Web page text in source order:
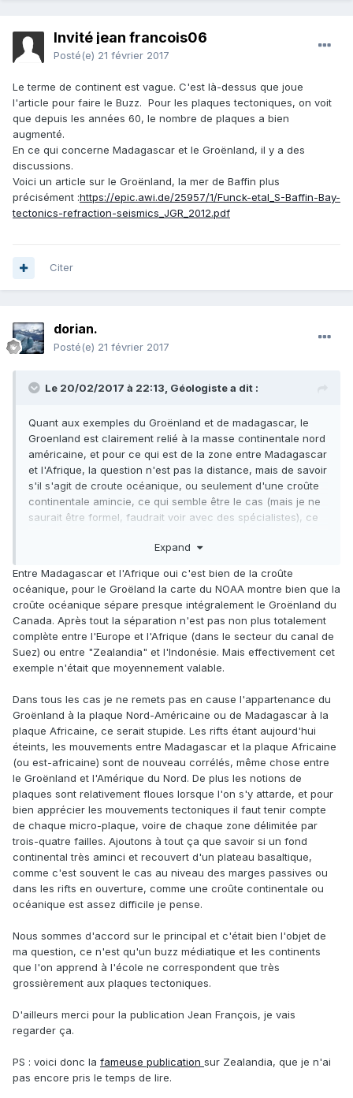
Invité jean francois06
Posté(e) 21 février 2017
Le terme de continent est vague. C'est là-dessus que joue
l'article pour faire le Buzz. Pour les plaques tectoniques, on voit
que depuis les années 60, le nombre de plaques a bien
augmenté.
En ce qui concerne Madagascar et le Groënland, il y a des
discussions.
Voici un article sur le Groënland, la mer de Baffin plus
précisément :https://epic.awi.de/25957/1/Funck-etal_S-Baffin-Bay-
tectonics-refraction-seismics_JGR_2012.pdf
Citer
dorian.
Posté(e) 21 février 2017
Le 20/02/2017 à 22:13, Géologistea dit :
Quant aux exemples du Groënland et de madagascar, le
Groenland est clairement relié à la masse continentale nord
américaine, et pour ce qui est de la zone entre Madagascar
et l'Afrique, la question n'est pas la distance, mais de savoir
s'il s'agit de croute océanique, ou seulement d'une croûte
continentale amincie, ce qui semble être le cas (mais je ne
saurait être formel, faudrait voir avec des spécialistes), ce
Expand
Entre Madagascar et l'Afrique oui c'est bien de la croûte
océanique, pour le Groëland la carte du NOAA montre bien que la
croûte océanique sépare presque intégralement le Groënland du
Canada. Après tout la séparation n'est pas non plus totalement
complète entre l'Europe et l'Afrique (dans le secteur du canal de
Suez) ou entre "Zealandia" et l'Indonésie. Mais effectivement cet
exemple n'était que moyennement valable.
Dans tous les cas je ne remets pas en cause l'appartenance du
Groënland à la plaque Nord-Américaine ou de Madagascar à la
plaque Africaine, ce serait stupide. Les rifts étant aujourd'hui
éteints, les mouvements entre Madagascar et la plaque Africaine
(ou est-africaine) sont de nouveau corrélés, même chose entre
le Groënland et l'Amérique du Nord. De plus les notions de
plaques sont relativement floues lorsque l'on s'y attarde, et pour
bien apprécier les mouvements tectoniques il faut tenir compte
de chaque micro-plaque, voire de chaque zone délimitée par
trois-quatre failles. Ajoutons à tout ça que savoir si un fond
continental très aminci et recouvert d'un plateau basaltique,
comme c'est souvent le cas au niveau des marges passives ou
dans les rifts en ouverture, comme une croûte continentale ou
océanique est assez difficile je pense.
Nous sommes d'accord sur le principal et c'était bien l'objet de
ma question, ce n'est qu'un buzz médiatique et les continents
que l'on apprend à l'école ne correspondent que très
grossièrement aux plaques tectoniques.
D'ailleurs merci pour la publication Jean François, je vais
regarder ça.
PS : voici donc la fameuse publication sur Zealandia, que je n'ai
pas encore pris le temps de lire.